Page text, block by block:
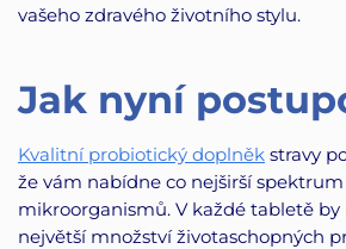
vašeho zdravého životního stylu.
Jak nyní
Kvalitní probiotický doplněk stravy
že vám nabídne co nejširší
mikroorganismů. V každé tabletě
největší množství životaschopných